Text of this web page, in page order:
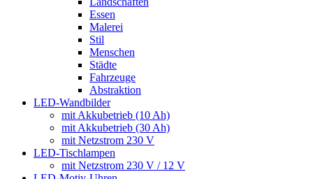
Essen
Malerei
Stil
Menschen
Städte
Fahrzeuge
Abstraktion
LED-Wandbilder
mit Akkubetrieb (10 Ah)
mit Akkubetrieb (30 Ah)
mit Netzstrom 230 V
LED-Tischlampen
mit Netzstrom 230 V / 12 V